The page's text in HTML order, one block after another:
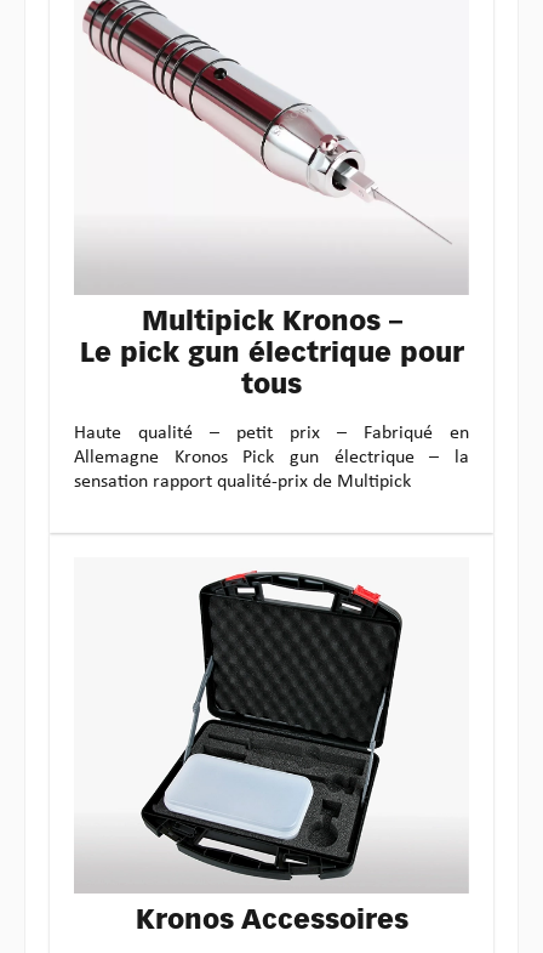
Multipick Kronos –
Le pick gun électrique pour
tous
Haute qualité – petit prix – Fabriqué en
Allemagne Kronos Pick gun électrique – la
sensation rapport qualité-prix de Multipick
Kronos Accessoires